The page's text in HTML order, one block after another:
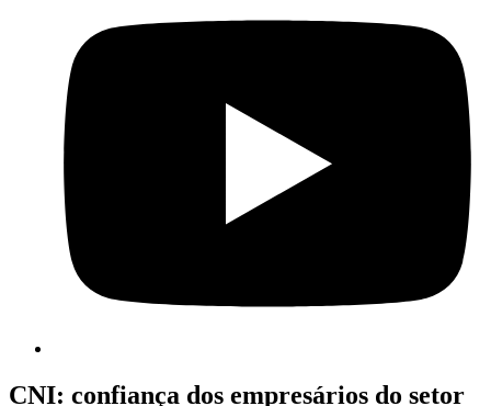
CNI: confiança dos empresários do setor